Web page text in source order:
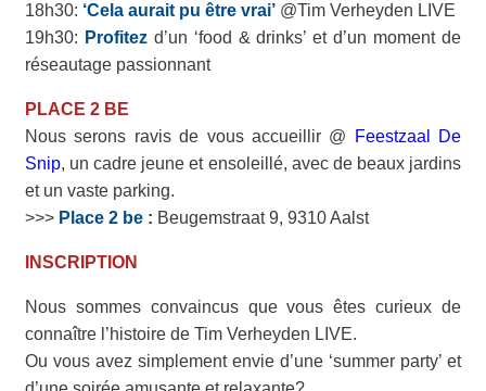
18h30: ‘Cela aurait pu être vrai’@Tim Verheyden LIVE
19h30: Profitez d’un ‘food & drinks’ et d’un moment de
réseautage passionnant
PLACE 2 BE
Nous serons ravis de vous accueillir @
Feestzaal De
Snip, un cadre jeune et ensoleillé, avec de beaux jardins
et un vaste parking.
>>> Place 2 be: Beugemstraat 9, 9310 Aalst
INSCRIPTION
Nous sommes convaincus que vous êtes curieux de
connaître l’histoire de Tim Verheyden LIVE.
Ou vous avez simplement envie d’une ‘summer party’ et